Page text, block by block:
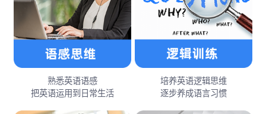
熟悉英语语感
把英语运用到日常生活
培养英语逻辑思维
逐步养成语言习惯